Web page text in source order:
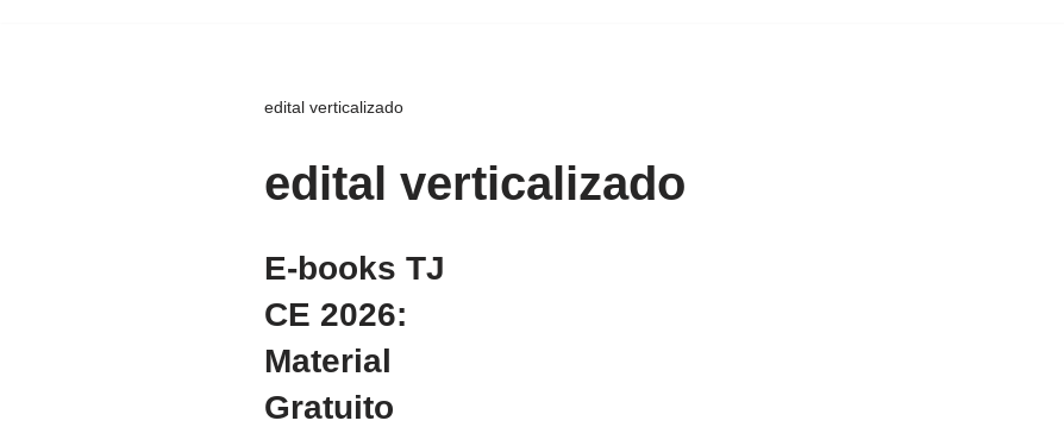
edital verticalizado
edital verticalizado
E-books TJ
CE 2026:
Material
Gratuito